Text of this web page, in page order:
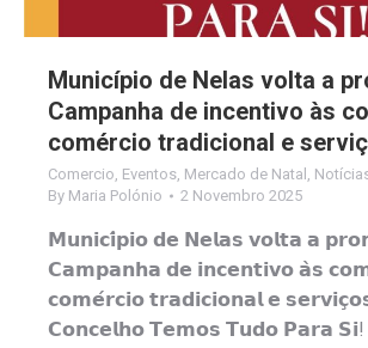
Município de Nelas volta a
Campanha de incentivo às
comércio tradicional e
Comercio, Eventos, Mercado de Natal ,
By Maria Polónio 2 Novembro 2025
𝗠𝘂𝗻𝗶𝗰𝗶́𝗽𝗶𝗼 𝗱𝗲 𝗡𝗲𝗹𝗮𝘀 𝘃𝗼𝗹𝘁𝗮 𝗮
𝗖𝗮𝗺𝗽𝗮𝗻𝗵𝗮 𝗱𝗲 𝗶𝗻𝗰𝗲𝗻𝘁𝗶𝘃𝗼 𝗮̀𝘀
𝗰𝗼𝗺𝗲́𝗿𝗰𝗶𝗼 𝘁𝗿𝗮𝗱𝗶𝗰𝗶𝗼𝗻𝗮𝗹 𝗲
𝗖𝗼𝗻𝗰𝗲𝗹𝗵𝗼 𝗧𝗲𝗺𝗼𝘀 𝗧𝘂𝗱𝗼 𝗣𝗮𝗿𝗮